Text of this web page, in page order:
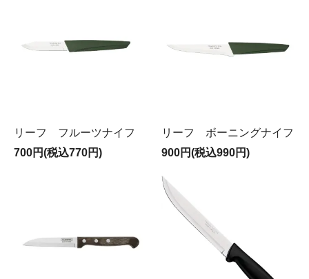
リーフ フルーツナイフ
700円(税込770円)
リーフ ボーニングナイフ
900円(税込990円)